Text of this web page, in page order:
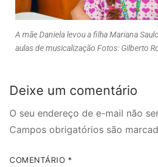
A mãe Daniela levou a filha Mariana
aulas de musicalização Fotos: Gilberto
Deixe um comentário
O seu endereço de e-mail não
Campos obrigatórios são
COMENTÁRIO *